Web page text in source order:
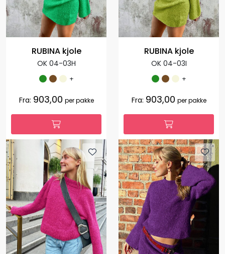
RUBINA kjole
OK 04-03H
+
Fra: 903,00 per pakke
RUBINA kjole
OK 04-03I
+
Fra: 903,00 per pakke